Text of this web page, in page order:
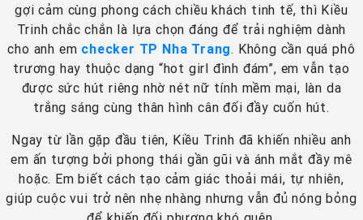
gợi cảm cùng phong cách chiều khách tinh tế, thì Kiều
Trinh chắc chắn là lựa chọn đáng để trải nghiệm dành
cho anh em checker TP Nha Trang. Không cần quá phô
trương hay thuộc dạng “hot girl đình đám”, em vẫn tạo
được sức hút riêng nhờ nét nữ tính mềm mại, làn da
trắng sáng cùng thân hình cân đối đầy cuốn hút.
Ngay từ lần gặp đầu tiên, Kiều Trinh đã khiến nhiều anh
em ấn tượng bởi phong thái gần gũi và ánh mắt đầy mê
hoặc. Em biết cách tạo cảm giác thoải mái, tự nhiên,
giúp cuộc vui trở nên nhẹ nhàng nhưng vẫn đủ nóng bỏng